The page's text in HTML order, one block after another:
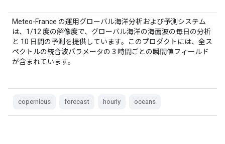
Meteo-France の運用グローバル海洋分析および予測システム
は、1/12 度の解像度で、グローバル海洋の海面波の毎日の分析
と 10 日間の予測を提供しています。このプロダクトには、全ス
ペクトルの統合波パラメータの 3 時間ごとの瞬間値フィールド
が含まれています。
copernicus forecast hourly oceans